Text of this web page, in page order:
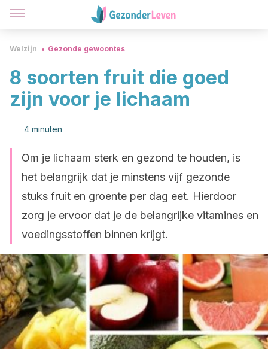
Welzijn Gezonde gewoontes
8 soorten fruit die goed
zijn voor je lichaam
4 minuten
Om je lichaam sterk en gezond te houden, is
het belangrijk dat je minstens vijf gezonde
stuks fruit en groente per dag eet. Hierdoor
zorg je ervoor dat je de belangrijke vitamines en
voedingsstoffen binnen krijgt.